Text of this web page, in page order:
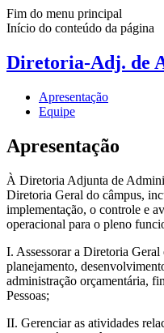
Fim do menu principal
Início do conteúdo da página
Diretoria-Adj. de
Apresentação
Equipe
Apresentação
À Diretoria Adjunta de
Diretoria Geral do câmpus,
implementação, o controle e
operacional para o pleno
I. Assessorar a Diretoria Geral
planejamento,
administração orçamentária,
Pessoas;
II. Gerenciar as atividades